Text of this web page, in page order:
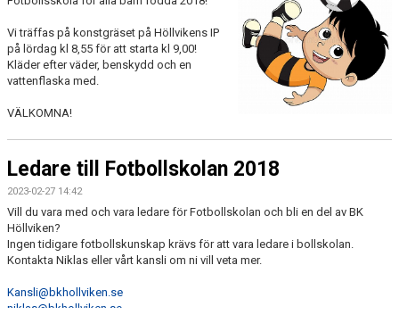
Vi träffas på konstgräset på Höllvikens IP
på lördag kl 8,55 för att starta kl 9,00!
Kläder efter väder, benskydd och en
vattenflaska med.
VÄLKOMNA!
Ledare till Fotbollskolan 2018
2023-02-27 14:42
Vill du vara med och vara ledare för Fotbollskolan och bli en del av BK
Höllviken?
Ingen tidigare fotbollskunskap krävs för att vara ledare i bollskolan.
Kontakta Niklas eller vårt kansli om ni vill veta mer.
Kansli@bkhollviken.se
niklas@bkhollviken.se